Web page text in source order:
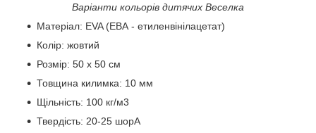
Варіанти кольорів дитячих Веселка
Матеріал: EVA (ЕВА - етиленвінілацетат)
Колір: жовтий
Розмір: 50 х 50 см
Товщина килимка: 10 мм
Щільність: 100 кг/м3
Твердість: 20-25 шорА